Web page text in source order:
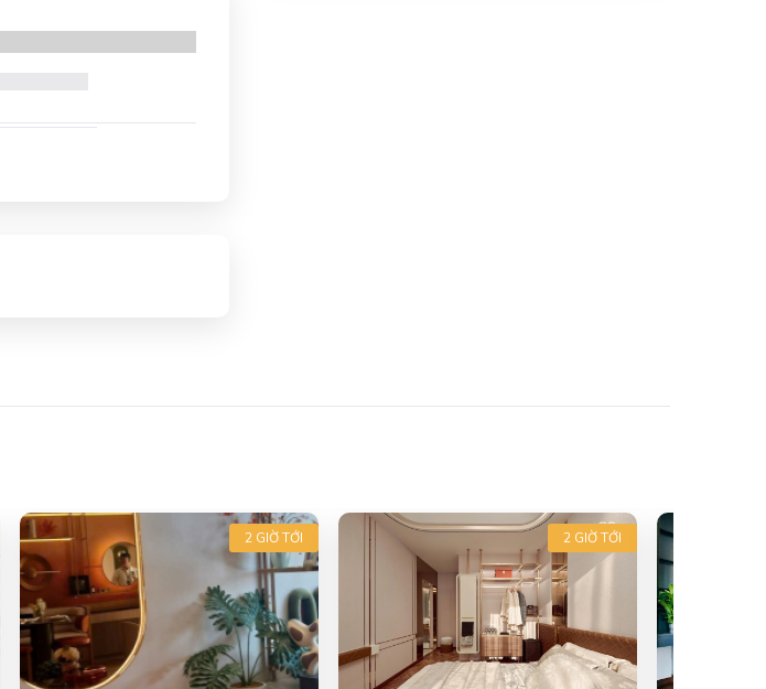
2 GIỜ TỚI 2 GIỜ TỚI